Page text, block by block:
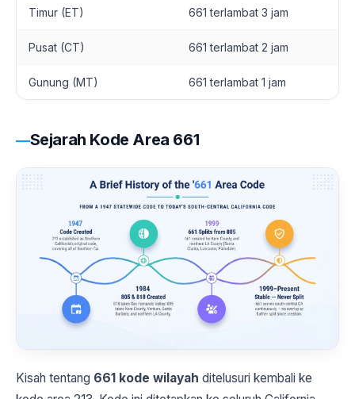
Timur (ET) 661 terlambat 3 jam
Pusat (CT) 661 terlambat 2 jam
Gunung (MT) 661 terlambat 1 jam
Sejarah Kode Area 661
Kisah tentang 661 kode wilayah ditelusuri kembali ke